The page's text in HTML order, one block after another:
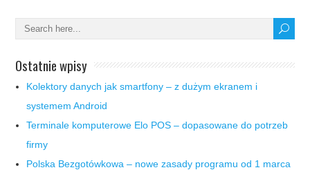
Ostatnie wpisy
Kolektory danych jak smartfony – z dużym ekranem i
systemem Android
Terminale komputerowe Elo POS – dopasowane do potrzeb
firmy
Polska Bezgotówkowa – nowe zasady programu od 1 marca